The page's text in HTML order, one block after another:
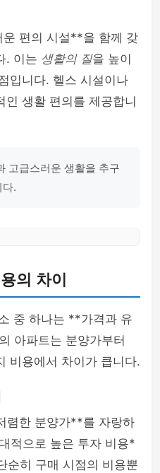
편의 시설**을 함께 갖
. 이는 생활의 질을 높이
입니다. 헬스 시설이나
인 생활 편의를 제공합니
고급스러운 생활을 추구
.
의 차이
중 하나는 **가격과 유
아파트는 분양가부터
비용에서 차이가 큽니다.
렴한 분양가**를 자랑하
적으로 높은 투자 비용*
순히 구매 시점의 비용뿐